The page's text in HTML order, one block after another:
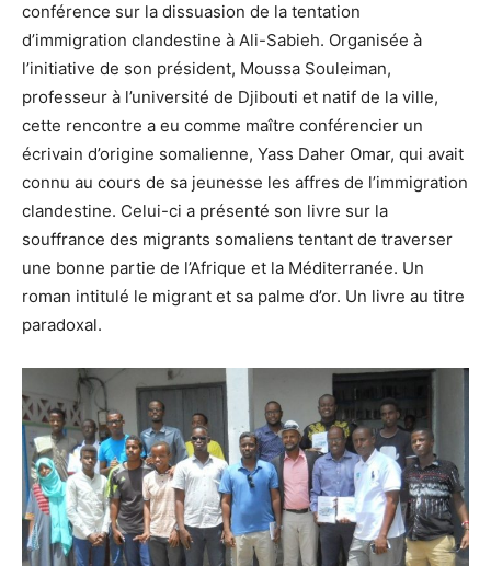
conférence sur la dissuasion de la tentation
d’immigration clandestine à Ali-Sabieh. Organisée à
l’initiative de son président, Moussa Souleiman,
professeur à l’université de Djibouti et natif de la ville,
cette rencontre a eu comme maître conférencier un
écrivain d’origine somalienne, Yass Daher Omar, qui avait
connu au cours de sa jeunesse les affres de l’immigration
clandestine. Celui-ci a présenté son livre sur la
souffrance des migrants somaliens tentant de traverser
une bonne partie de l’Afrique et la Méditerranée. Un
roman intitulé le migrant et sa palme d’or. Un livre au titre
paradoxal.